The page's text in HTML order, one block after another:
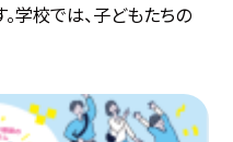
学校では、子どもたちの